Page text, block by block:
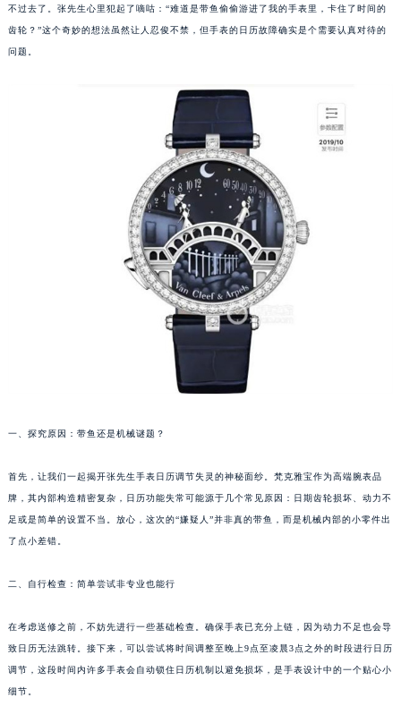
不过去了。张先生心里犯起了嘀咕：“难道是带鱼偷偷游进了我的手表里，卡住了时间的
齿轮？”这个奇妙的想法虽然让人忍俊不禁，但手表的日历故障确实是个需要认真对待的
问题。
一、探究原因：带鱼还是机械谜题？
首先，让我们一起揭开张先生手表日历调节失灵的神秘面纱。梵克雅宝作为高端腕表品
牌，其内部构造精密复杂，日历功能失常可能源于几个常见原因：日期齿轮损坏、动力不
足或是简单的设置不当。放心，这次的“嫌疑人”并非真的带鱼，而是机械内部的小零件出
了点小差错。
二、自行检查：简单尝试非专业也能行
在考虑送修之前，不妨先进行一些基础检查。确保手表已充分上链，因为动力不足也会导
致日历无法跳转。接下来，可以尝试将时间调整至晚上9点至凌晨3点之外的时段进行日历
调节，这段时间内许多手表会自动锁住日历机制以避免损坏，是手表设计中的一个贴心小
细节。